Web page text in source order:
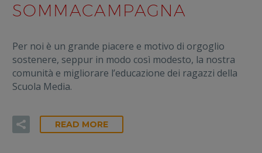
SOMMACAMPAGNA
Per noi è un grande piacere e motivo di orgoglio
sostenere, seppur in modo così modesto, la nostra
comunità e migliorare l’educazione dei ragazzi della
Scuola Media.
READ MORE